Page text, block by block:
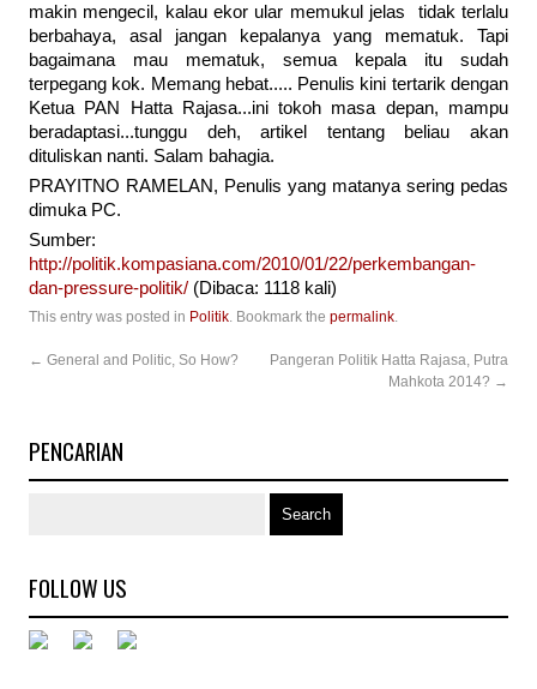
makin mengecil, kalau ekor ular memukul jelas tidak terlalu
berbahaya, asal jangan kepalanya yang mematuk. Tapi
bagaimana mau mematuk, semua kepala itu sudah
terpegang kok. Memang hebat..... Penulis kini tertarik dengan
Ketua PAN Hatta Rajasa...ini tokoh masa depan, mampu
beradaptasi...tunggu deh, artikel tentang beliau akan
dituliskan nanti. Salam bahagia.
PRAYITNO RAMELAN, Penulis yang matanya sering pedas
dimuka PC.
Sumber:
http://politik.kompasiana.com/2010/01/22/perkembangan-
dan-pressure-politik/ (Dibaca: 1118 kali)
This entry was posted in Politik. Bookmark the permalink.
← General and Politic, So How?
Pangeran Politik Hatta Rajasa, Putra
Mahkota 2014? →
PENCARIAN
FOLLOW US